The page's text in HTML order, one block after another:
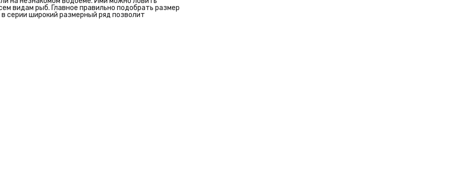
видам рыб. Главное правильно подобрать размер
серии широкий размерный ряд позволит